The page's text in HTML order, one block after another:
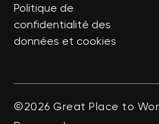
Politique de
confidentialité des
données et cookies
©2026 Great Place to